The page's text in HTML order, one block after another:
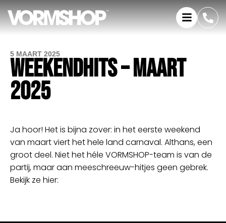
5 MAART 2025
WEEKENDHITS – MAART
2025
Ja hoor! Het is bijna zover: in het eerste weekend
van maart viert het hele land carnaval. Althans, een
groot deel. Niet het héle VORMSHOP-team is van de
partij, maar aan meeschreeuw-hitjes geen gebrek.
Bekijk ze hier: